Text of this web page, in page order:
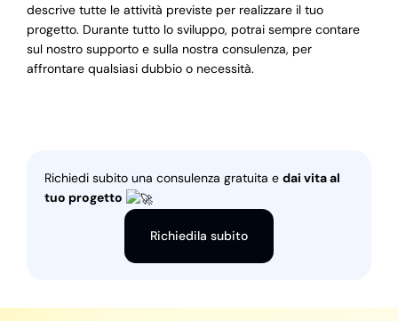
descrive tutte le attività previste per realizzare il tuo
progetto. Durante tutto lo sviluppo, potrai sempre contare
sul nostro supporto e sulla nostra consulenza, per
affrontare qualsiasi dubbio o necessità.
Richiedi subito una consulenza gratuita e dai vita al
tuo progetto
Richiedila subito